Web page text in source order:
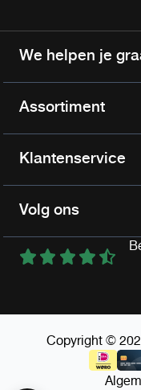
We helpen je
Assortiment
Klantenservice
Volg ons
Copyright ©